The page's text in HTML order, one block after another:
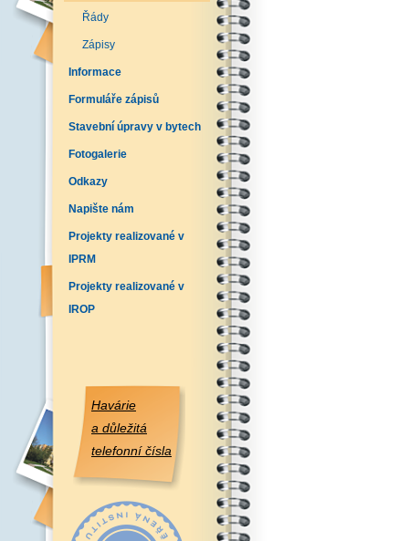
Řády
Zápisy
Informace
Formuláře zápisů
Stavební úpravy v bytech
Fotogalerie
Odkazy
Napište nám
Projekty realizované v
IPRM
Projekty realizované v
IROP
Havárie
a důležitá
telefonní čísla